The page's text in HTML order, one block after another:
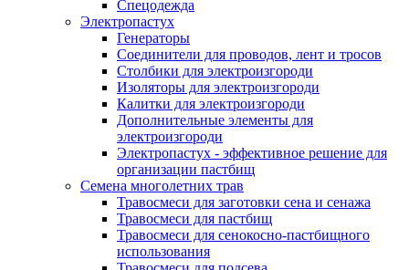
Cпецодежда
Электропастух
Генераторы
Соединители для проводов, лент и тросов
Столбики для электроизгороди
Изоляторы для электроизгороди
Калитки для электроизгороди
Дополнительные элементы для
электроизгороди
Электропастух - эффективное решение для
организации пастбищ
Семена многолетних трав
Травосмеси для заготовки сена и сенажа
Травосмеси для пастбищ
Травосмеси для сенокосно-пастбищного
использования